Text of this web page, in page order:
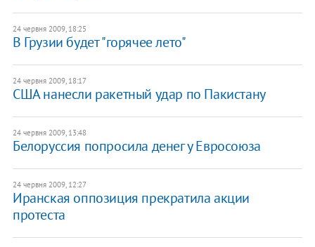
24 червня 2009, 18:25
В Грузии будет "горячее лето"
24 червня 2009, 18:17
США нанесли ракетный удар по Пакистану
24 червня 2009, 13:48
Белоруссия попросила денег у Евросоюза
24 червня 2009, 12:27
Иранская оппозиция прекратила акции
протеста